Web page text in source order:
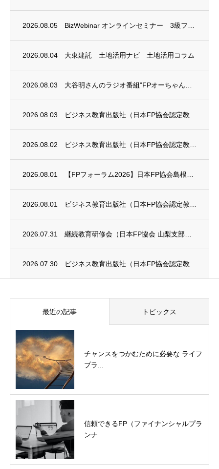
2026.08.05
2026.08.04 大東建託 土地活用ナビ 土地活用コラム
2026.08.03
2026.08.03
2026.08.02
2026.08.01
2026.08.01
2026.07.31
2026.07.30
最近の記事 トピックス
チャンスをつかむために必要な ライフ
プラ...
信頼できるFP（ファイナンシャルプラ
ンナ...